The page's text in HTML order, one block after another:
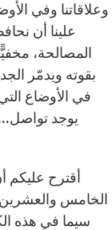
وعلاقاتنا وفي
علينا أن
المصالحة،
بقوته ويدمّر
في الأوضاع
يوجد
أقترح عليكم
الخامس والعشرين،
سيما في هذه